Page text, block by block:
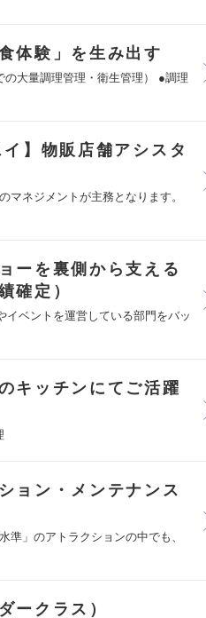
体験」を生み出す
大量調理管理・衛生管理） ●調理
】物販店舗アシスタ
マネジメントが主務となります。
ーを裏側から支える
確定）
イベントを運営している部門をバッ
キッチンにてご活躍
ン・メンテナンス
準」のアトラクションの中でも、
ークラス）